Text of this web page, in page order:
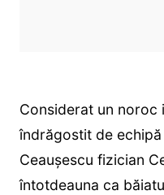
Considerat un noroc
îndrăgostit de
Ceaușescu fizician
întotdeauna ca